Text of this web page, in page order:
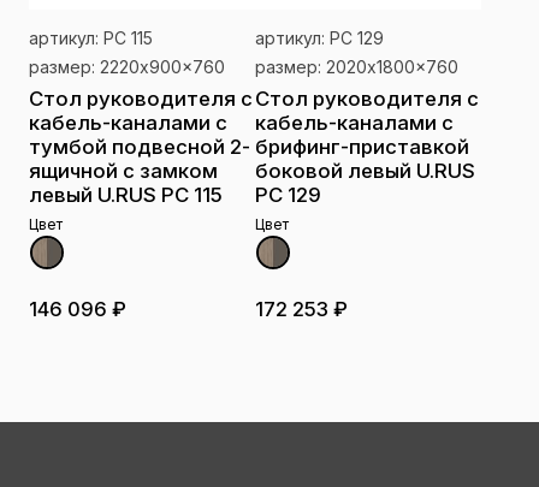
артикул: РС 115
размер: 2220x900x760
Стол руководителя с
кабель-каналами с
тумбой подвесной 2-
ящичной с замком
левый U.RUS РС 115
Цвет
146 096 ₽
артикул: РС 129
размер: 2020x1800x760
Стол руководителя с
кабель-каналами с
брифинг-приставкой
боковой левый U.RUS
РС 129
Цвет
172 253 ₽